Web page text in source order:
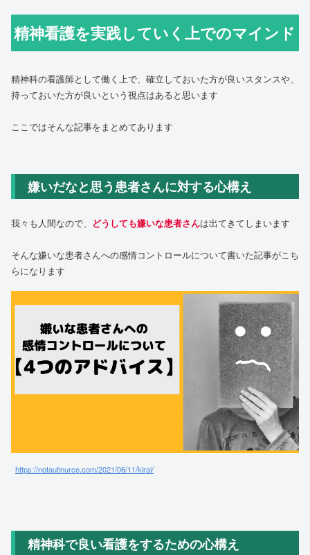
精神看護を実践していく上でのマインド
精神科の看護師として働く上で、確立しておいた方が良いスタンスや、
持っておいた方が良いという視点はあると思います
ここではそんな記事をまとめてあります
嫌いだなと思う患者さんに対する心構え
我々も人間なので、 どうしても嫌いな患者さんは出てきてしまいます
そんな嫌いな患者さんへの感情コントロールについて書いた記事がこち
らになります
https://notautinurce.com/2021/06/11/kirai/
精神科で良い看護をするための心構え